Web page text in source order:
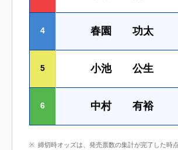
4 春園 功太
5 小池 公生
6 中村 有裕
締切時オッズは、発売票数の集計が完了した時